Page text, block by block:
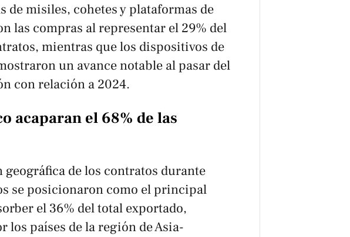
de misiles, cohetes y plataformas de
las compras al representar el 29% del
mientras que los dispositivos de
un avance notable al pasar del
con relación a 2024.
acaparan el 68% de las
de los contratos durante
se posicionaron como el principal
el 36% del total exportado,
los países de la región de Asia-